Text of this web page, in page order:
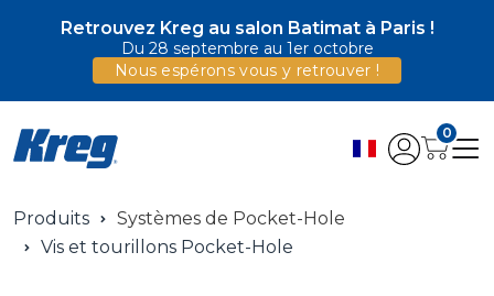
Retrouvez Kreg au salon Batimat à Paris !
Du 28 septembre au 1er octobre
Nous espérons vous y retrouver !
0
Produits
Systèmes de Pocket-Hole
Vis et tourillons Pocket-Hole